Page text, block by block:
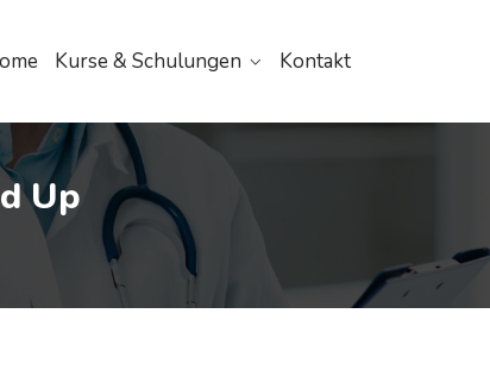
Kurse & Schulungen Kontakt
Up